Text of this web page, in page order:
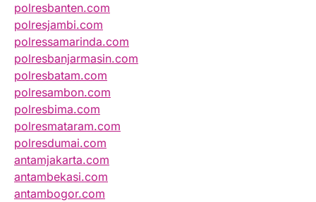
polresbanten.com
polresjambi.com
polressamarinda.com
polresbanjarmasin.com
polresbatam.com
polresambon.com
polresbima.com
polresmataram.com
polresdumai.com
antamjakarta.com
antambekasi.com
antambogor.com